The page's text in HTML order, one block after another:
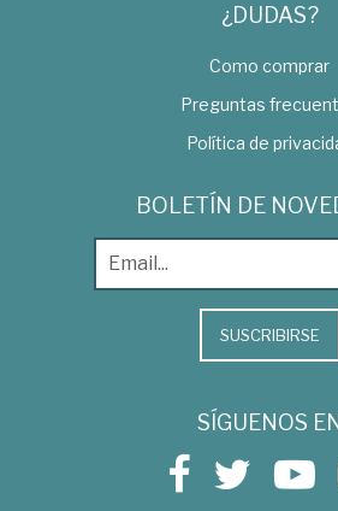
¿DUDAS?
Como comprar
Preguntas
Política de
BOLETÍN DE
SUSCRIBIRSE
SÍGUENOS EN